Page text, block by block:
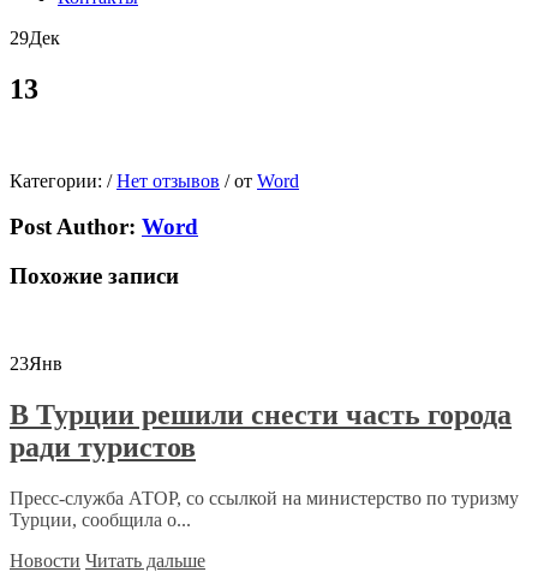
29Дек
13
Категории: / Нет отзывов /от Word
Post Author: Word
Похожие записи
23Янв
В Турции решили снести часть города
ради туристов
Пресс-служба АТОР, со ссылкой на министерство по туризму
Турции, сообщила о...
Новости Читать дальше